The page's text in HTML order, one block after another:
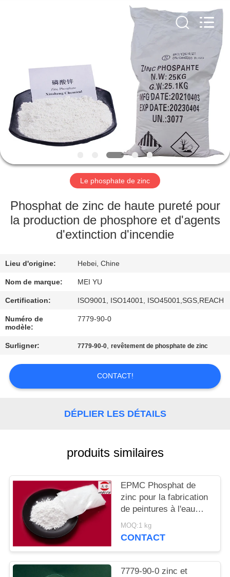
MAISON
PRODUITS
VIDÉOS
PROPOS
DE
VISITE
DE
L'USINE
CONTRÔLE
DE
LA
QUALITÉ
UN
DEVIS
PLAN
DU
SITE
Le phosphate de zinc
Phosphat de zinc de haute pureté pour
la production de phosphore et d'agents
d'extinction d'incendie
Lieu d'origine: Hebei, Chine
Nom de marque: MEI YU
Certification: ISO9001, ISO14001, ISO45001,SGS,REACH
Numéro de
modèle:
7779-90-0
Surligner: 7779-90-0,revêtement de phosphate de zinc
CONTACT!
DÉPLIER LES DÉTAILS
produits similaires
EPMC Phosphat de
zinc pour la fabrication
de peintures à l'eau
avec des peintures
antirouille basses en
MOQ:1 kg
CONTACT
7779-90-0 zinc et